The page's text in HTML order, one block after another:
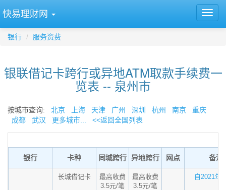
快易理财网
银行 服务资费
银联借记卡跨行或异地ATM取款手续费一
览表 -- 泉州市
按城市查询: 北京 上海 天津 广州 深圳 杭州 南京
重庆
成都
武汉 更多城市... <<返回全国列表
银行 卡种 同城跨行 异地跨行 网点 备注
长城借记卡
最高收费
3.5元/笔
最高收费
3.5元/笔
自2021年